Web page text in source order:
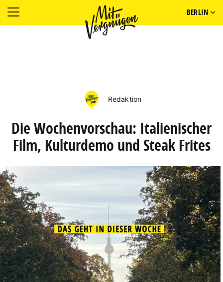
BERLIN
Redaktion
Die Wochenvorschau: Italienischer
Film, Kulturdemo und Steak Frites